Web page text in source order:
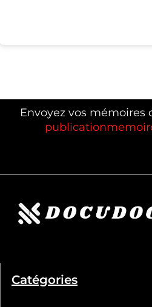
Envoyez vos mémoires
Catégories